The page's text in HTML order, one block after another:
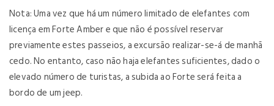
Nota: Uma vez que há um número limitado de elefantes com
licença em Forte Amber e que não é possível reservar
previamente estes passeios, a excursão realizar-se-á de manhã
cedo. No entanto, caso não haja elefantes suficientes, dado o
elevado número de turistas, a subida ao Forte será feita a
bordo de um jeep.